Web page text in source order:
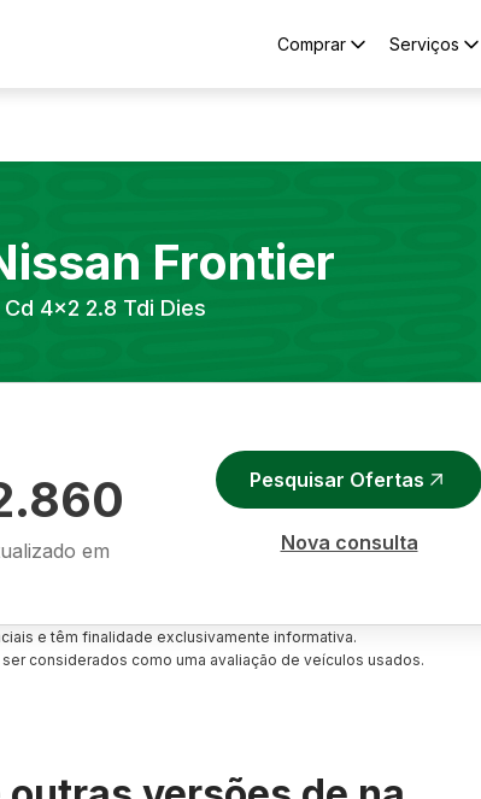
Comprar Serviços
Frontier
4x2 2.8 Tdi Dies
em
Pesquisar Ofertas
Nova consulta
e têm finalidade exclusivamente informativa.
considerados como uma avaliação de veículos usados.